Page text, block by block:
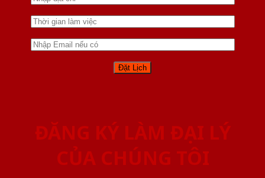
ĐĂNG KÝ LÀM ĐẠI LÝ
CỦA CHÚNG TÔI